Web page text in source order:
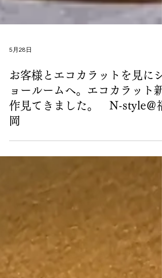
お客様とエコカラットを見にシ
ョールームへ。エコカラット新
作見てきました。 N-style＠福
岡